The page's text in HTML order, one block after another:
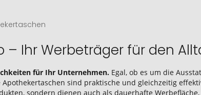
Ihr Werbeträger für den
für Ihr Unternehmen. Egal, ob es um die
sind praktische und gleichzeitig
sondern dienen auch als dauerhafte